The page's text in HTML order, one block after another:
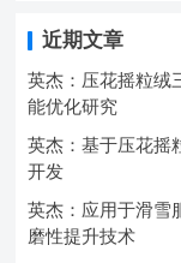
近期文章
英杰：压花摇粒绒
能优化研究
英杰：基于压花摇
开发
英杰：应用于滑雪
磨性提升技术